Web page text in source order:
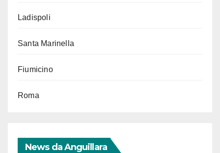
Ladispoli
Santa Marinella
Fiumicino
Roma
News da Anguillara